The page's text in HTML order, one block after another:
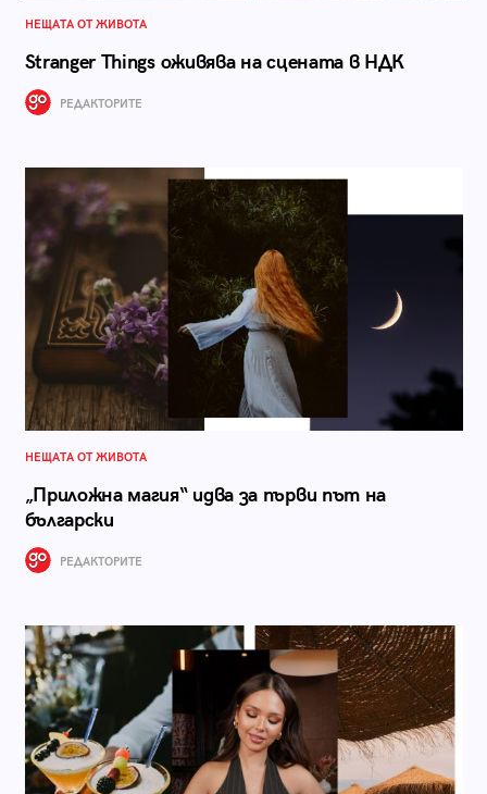
НЕЩАТА ОТ ЖИВОТА
Stranger Things оживява на сцената в НДК
РЕДАКТОРИТЕ
НЕЩАТА ОТ ЖИВОТА
„Приложна магия“ идва за първи път на
български
РЕДАКТОРИТЕ